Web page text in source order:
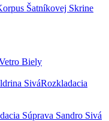
Šatníkovej Skrine
Biely
Rozkladacia
Súprava Sandro Sivá